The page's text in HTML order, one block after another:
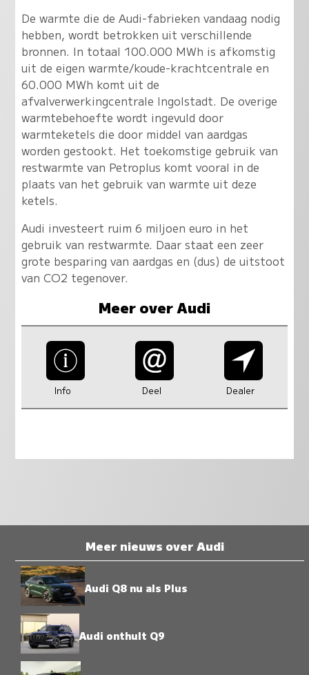
De warmte die de Audi-fabrieken vandaag nodig
hebben, wordt betrokken uit verschillende
bronnen. In totaal 100.000 MWh is afkomstig
uit de eigen warmte/koude-krachtcentrale en
60.000 MWh komt uit de
afvalverwerkingcentrale Ingolstadt. De overige
warmtebehoefte wordt ingevuld door
warmteketels die door middel van aardgas
worden gestookt. Het toekomstige gebruik van
restwarmte van Petroplus komt vooral in de
plaats van het gebruik van warmte uit deze
ketels.
Audi investeert ruim 6 miljoen euro in het
gebruik van restwarmte. Daar staat een zeer
grote besparing van aardgas en (dus) de uitstoot
van CO2 tegenover.
Meer over Audi
Info Deel Dealer
Meer nieuws over Audi
Audi Q8 nu als Plus
Audi onthult Q9